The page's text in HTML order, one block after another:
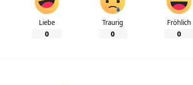
Liebe
0
Traurig
0
Fröhlich
0